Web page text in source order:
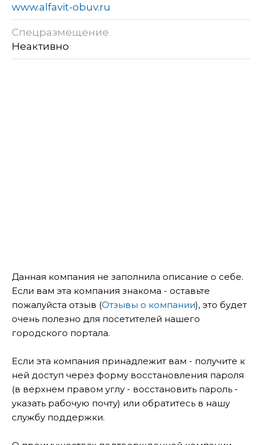
www.alfavit-obuv.ru
Спецразмещение
Неактивно
Данная компания не заполнила описание о себе.
Если вам эта компания знакома - оставьте
пожалуйста отзыв (Отзывы о компании), это будет
очень полезно для посетителей нашего
городского портала.
Если эта компания принадлежит вам - получите к
ней доступ через форму восстановления пароля
(в верхнем правом углу - восстановить пароль -
указать рабочую почту) или обратитесь в нашу
службу поддержки.